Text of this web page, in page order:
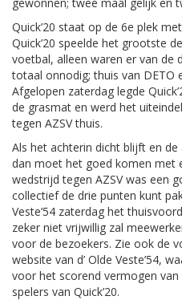
Quick’20 staat op de 6e plek
Quick’20 speelde het grootste
voetbal, alleen waren er van de
totaal onnodig; thuis van DETO
Afgelopen zaterdag legde
de grasmat en werd het
tegen AZSV thuis.
Als het achterin dicht blijft en
dan moet het goed komen met
wedstrijd tegen AZSV was een
collectief de drie punten kunt
Veste’54 zaterdag het
zeker niet vrijwillig zal
voor de bezoekers. Zie ook de
website van d’ Olde Veste’54,
voor het scorend vermogen
spelers van Quick’20.